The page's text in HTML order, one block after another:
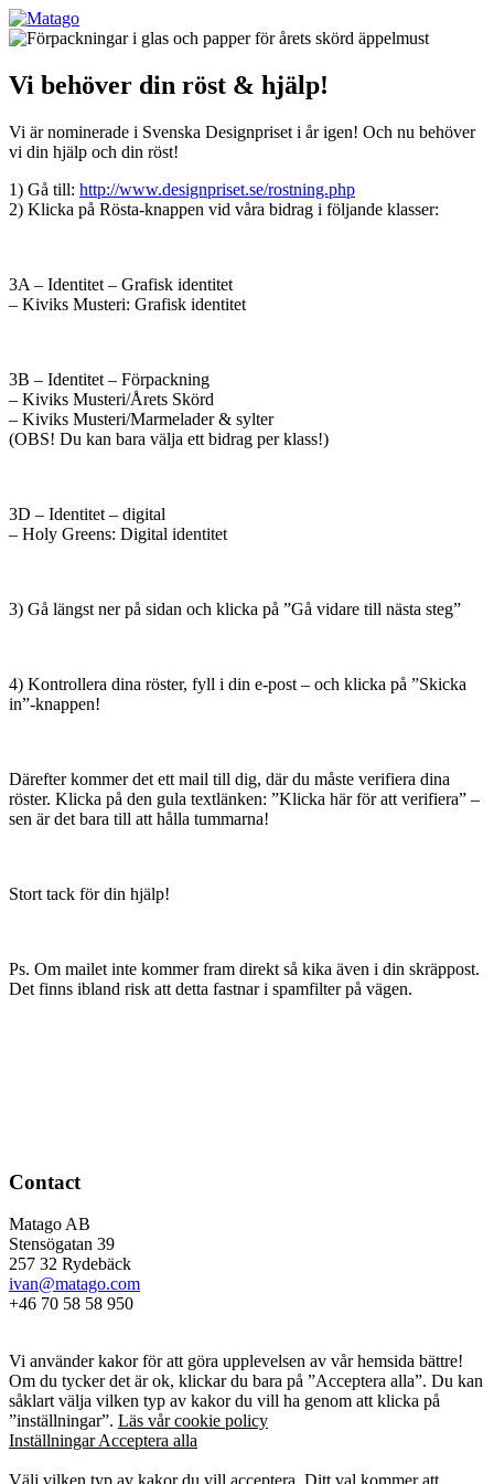
Vi behöver din röst & hjälp!
Vi är nominerade i Svenska Designpriset i år igen! Och nu behöver
vi din hjälp och din röst!
1) Gå till: http://www.designpriset.se/rostning.php
2) Klicka på Rösta-knappen vid våra bidrag i följande klasser:
3A – Identitet – Grafisk identitet
– Kiviks Musteri: Grafisk identitet
3B – Identitet – Förpackning
– Kiviks Musteri/Årets Skörd
– Kiviks Musteri/Marmelader & sylter
(OBS! Du kan bara välja ett bidrag per klass!)
3D – Identitet – digital
– Holy Greens: Digital identitet
3) Gå längst ner på sidan och klicka på ”Gå vidare till nästa steg”
4) Kontrollera dina röster, fyll i din e-post – och klicka på ”Skicka
in”-knappen!
Därefter kommer det ett mail till dig, där du måste verifiera dina
röster. Klicka på den gula textlänken: ”Klicka här för att verifiera” –
sen är det bara till att hålla tummarna!
Stort tack för din hjälp!
Ps. Om mailet inte kommer fram direkt så kika även i din skräppost.
Det finns ibland risk att detta fastnar i spamfilter på vägen.
Contact
Matago AB
Stensögatan 39
257 32 Rydebäck
ivan@matago.com
+46 70 58 58 950
Vi använder kakor för att göra upplevelsen av vår hemsida bättre!
Om du tycker det är ok, klickar du bara på ”Acceptera alla”. Du kan
såklart välja vilken typ av kakor du vill ha genom att klicka på
”inställningar”. Läs vår cookie policy
InställningarAcceptera alla